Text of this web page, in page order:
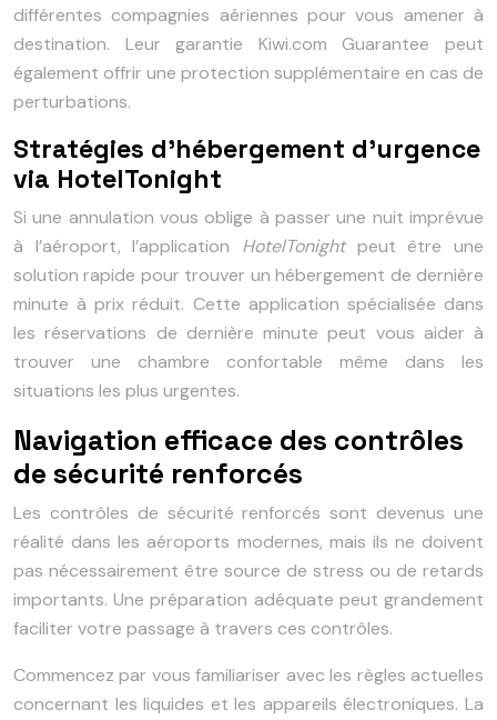
différentes compagnies aériennes pour vous amener à
destination. Leur garantie Kiwi.com Guarantee peut
également offrir une protection supplémentaire en cas de
perturbations.
Stratégies d’hébergement d’urgence
via HotelTonight
Si une annulation vous oblige à passer une nuit imprévue
à l’aéroport, l’application HotelTonight peut être une
solution rapide pour trouver un hébergement de dernière
minute à prix réduit. Cette application spécialisée dans
les réservations de dernière minute peut vous aider à
trouver une chambre confortable même dans les
situations les plus urgentes.
Navigation efficace des contrôles
de sécurité renforcés
Les contrôles de sécurité renforcés sont devenus une
réalité dans les aéroports modernes, mais ils ne doivent
pas nécessairement être source de stress ou de retards
importants. Une préparation adéquate peut grandement
faciliter votre passage à travers ces contrôles.
Commencez par vous familiariser avec les règles actuelles
concernant les liquides et les appareils électroniques. La